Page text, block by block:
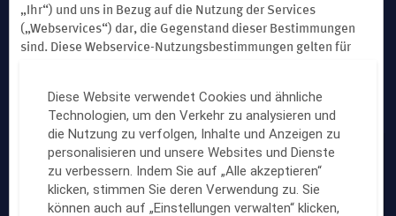
Webseiten-Feedback
Wyndham Hotels & Resorts App herunterladen
„Ihr“) und uns in Bezug auf die Nutzung der Services
(„Webservices“) dar, die Gegenstand dieser Bestimmungen
sind. Diese Webservice-Nutzungsbestimmungen gelten für
Wyndham, Wyndham Garden®, Dolce Hotels & Resorts®, La
Quinta®, TRYP by Wyndham®, Dazzler®, Esplendor®,
Wingate by Wyndham®, Hawthorn Suites by Wyndham®,
Microtel Inn and Suites by Wyndham®, Ramada®, Baymont®,
Days Inn®, Super 8®, Howard Johnson®, Travelodge® und
AmericInn®.
Diese Website verwendet Cookies und ähnliche
Technologien, um den Verkehr zu analysieren und
die Nutzung zu verfolgen, Inhalte und Anzeigen zu
personalisieren und unsere Websites und Dienste
zu verbessern. Indem Sie auf „Alle akzeptieren“
klicken, stimmen Sie deren Verwendung zu. Sie
können auch auf „Einstellungen verwalten“ klicken,